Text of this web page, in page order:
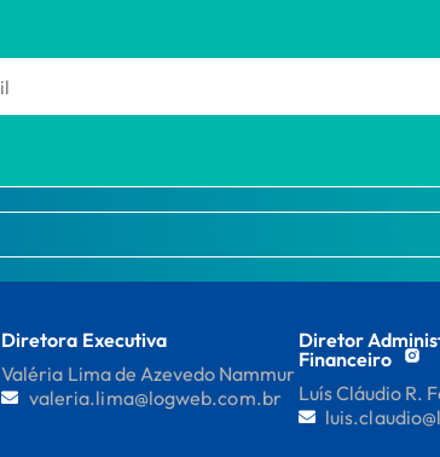
Diretora Executiva
Valéria Lima de Azevedo Nammur
valeria.lima@logweb.com.br
Diretor
Financeiro
Luís Cláudio R.